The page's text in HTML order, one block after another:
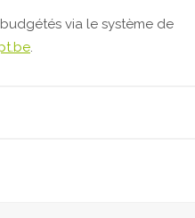
via le système de
.